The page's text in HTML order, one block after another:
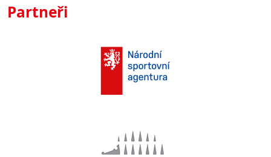
Partneři